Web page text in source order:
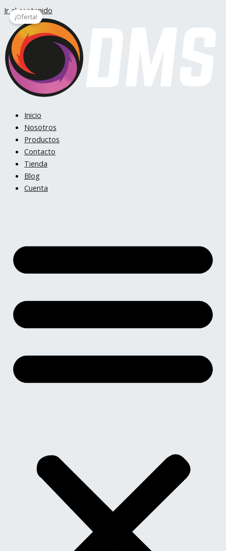
Ir al contenido
Inicio
Nosotros
Productos
Contacto
Tienda
Blog
Cuenta
¡Oferta!